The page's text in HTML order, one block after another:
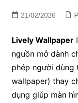
21/02/2026
Lively Wallpaper
nguồn mở dành
phép người dùng
wallpaper) thay
dụng giúp màn